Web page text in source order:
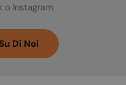
o Instagram.
Di Noi